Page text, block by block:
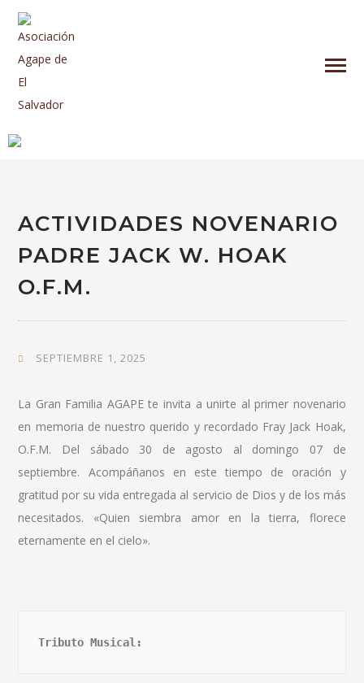
ACTIVIDADES NOVENARIO
PADRE JACK W. HOAK
O.F.M.
SEPTIEMBRE 1, 2025
La Gran Familia AGAPE te invita a unirte al primer novenario
en memoria de nuestro querido y recordado Fray Jack Hoak,
O.F.M. Del sábado 30 de agosto al domingo 07 de
septiembre. Acompáñanos en este tiempo de oración y
gratitud por su vida entregada al servicio de Dios y de los más
necesitados. «Quien siembra amor en la tierra, florece
eternamente en el cielo».
Tributo Musical: